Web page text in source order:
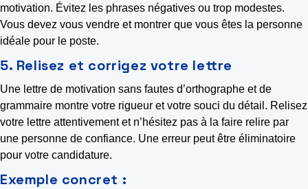
motivation. Évitez les phrases négatives ou trop modestes.
Vous devez vous vendre et montrer que vous êtes la personne
idéale pour le poste.
5. Relisez et corrigez votre lettre
Une lettre de motivation sans fautes d’orthographe et de
grammaire montre votre rigueur et votre souci du détail. Relisez
votre lettre attentivement et n’hésitez pas à la faire relire par
une personne de confiance. Une erreur peut être éliminatoire
pour votre candidature.
Exemple concret :